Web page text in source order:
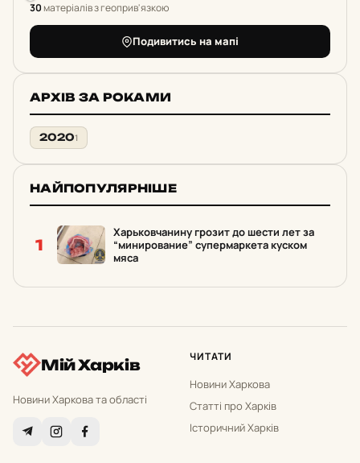
30матеріалів з геоприв'язкою
Подивитись на мапі
АРХІВ ЗА РОКАМИ
20201
НАЙПОПУЛЯРНІШЕ
1
Харьковчанину грозит до шести лет за
“минирование” супермаркета куском
мяса
Мій Харків
Новини Харкова та області
ЧИТАТИ
Новини Харкова
Статті про Харків
Історичний Харків